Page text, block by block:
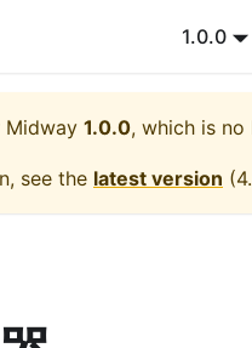
1.0.0
Midway 1.0.0, which is
see the latest version (